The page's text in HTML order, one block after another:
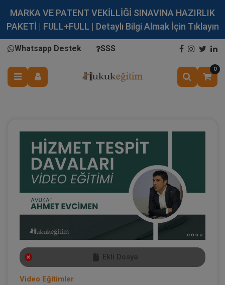
MARKA VE PATENT VEKİLLİĞİ SINAVINA HAZIRLIK
PAKETİ | FULL+FULL | Detaylı Bilgi Almak İçin Tıklayın
Whatsapp Destek SSS
0
Ekli Dosya
Video Eğitimler